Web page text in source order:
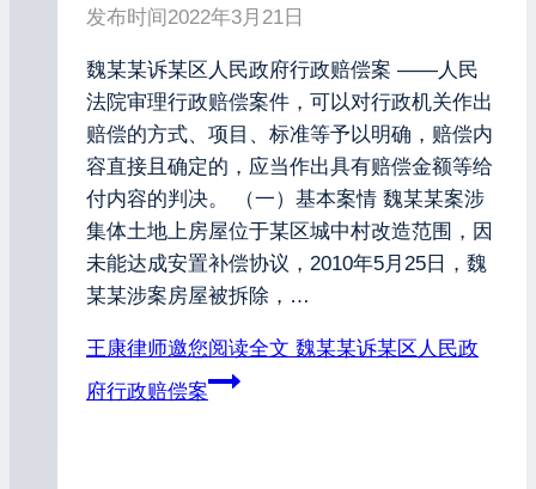
发布时间2022年3月21日
魏某某诉某区人民政府行政赔偿案 ——人民
法院审理行政赔偿案件，可以对行政机关作出
赔偿的方式、项目、标准等予以明确，赔偿内
容直接且确定的，应当作出具有赔偿金额等给
付内容的判决。 （一）基本案情 魏某某案涉
集体土地上房屋位于某区城中村改造范围，因
未能达成安置补偿协议，2010年5月25日，魏
某某涉案房屋被拆除，…
王康律师邀您阅读全文 魏某某诉某区人民政
府行政赔偿案